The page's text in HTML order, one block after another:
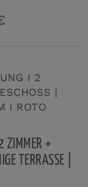
ZIMMER +
TERRASSE |